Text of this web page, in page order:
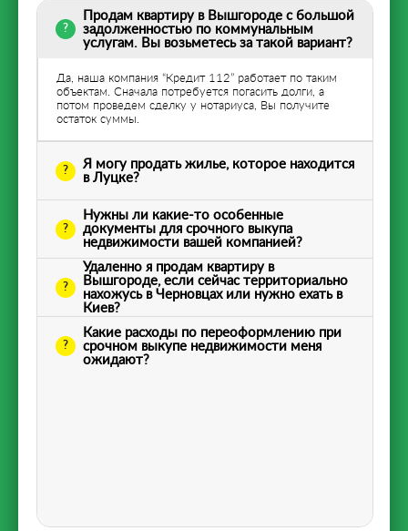
Да, наша компания “Кредит 112” работает по таким
объектам. Сначала потребуется погасить долги, а
потом проведем сделку у нотариуса, Вы получите
остаток суммы.
Продам квартиру в Вышгороде с большой
задолженностью по коммунальным
услугам. Вы возьметесь за такой вариант?
Я могу продать жилье, которое находится
в Луцке?
Нужны ли какие-то особенные
документы для срочного выкупа
недвижимости вашей компанией?
Удаленно я продам квартиру в
Вышгороде, если сейчас территориально
нахожусь в Черновцах или нужно ехать в
Киев?
Какие расходы по переоформлению при
срочном выкупе недвижимости меня
ожидают?